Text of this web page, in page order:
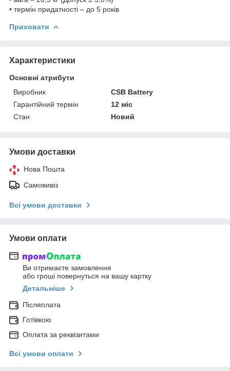
• термін придатності – до 5 років
Приховати
Характеристики
Основні атрибути
Виробник
CSB Battery
Гарантійний термін
12 міс
Стан
Новий
Умови доставки
Нова Пошта
Самовивіз
Всі умови доставки
Умови оплати
Ви отримаєте замовлення
або гроші повернуться на вашу картку
Детальніше
Післяплата
Готівкою
Оплата за реквізитами
Всі умови оплати